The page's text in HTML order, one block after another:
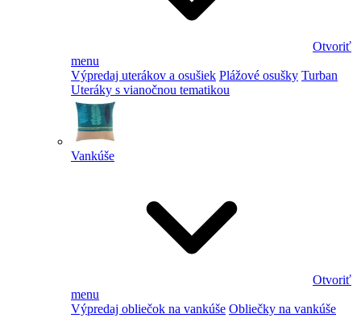
Otvoriť
menu
Výpredaj uterákov a osušiek Plážové osušky Turban
Uteráky s vianočnou tematikou
Vankúše
Otvoriť
menu
Výpredaj obliečok na vankúše Obliečky na vankúše